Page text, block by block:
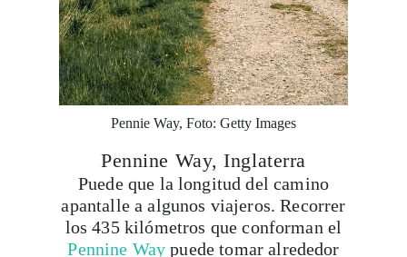
Pennie Way, Foto: Getty Images
Pennine Way, Inglaterra
Puede que la longitud del camino
apantalle a algunos viajeros. Recorrer
los 435 kilómetros que conforman el
Pennine Way puede tomar alrededor